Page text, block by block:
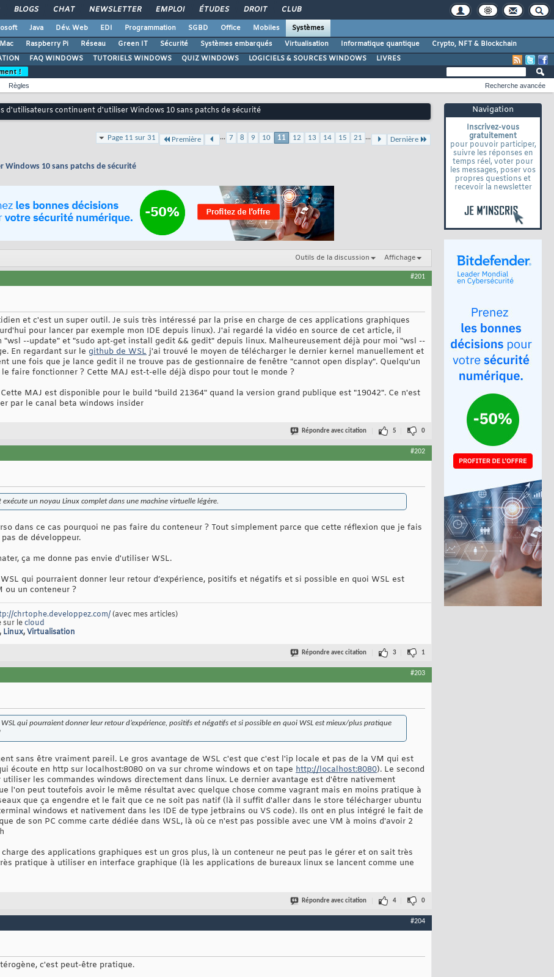
BLOGS CHAT NEWSLETTER EMPLOI ÉTUDES DROIT CLUB
Java Dév. Web EDI Programmation SGBD Office Mobiles
Systèmes
Mac Raspberry Pi Réseau Green IT Sécurité Systèmes embarqués Virtualisation Informatique quantique
Crypto, NFT & Blockchain
FAQ WINDOWS TUTORIELS WINDOWS QUIZ WINDOWS LOGICIELS & SOURCES WINDOWS LIVRES
Navigation
Inscrivez-vous
gratuitement
pour pouvoir participer,
suivre les réponses en
temps réel, voter pour
les messages, poser vos
propres questions et
recevoir la newsletter
!
Règles Recherche avancée
d'utilisateurs continuent d'utiliser Windows 10 sans patchs de sécurité
Page 11 sur 31 Première ... 7 8 9 10 11 12 13 14 15 21 ... Dernière
10 sans patchs de sécurité
Outils de la discussion Affichage
#201
et c'est un super outil. Je suis très intéressé par la prise en charge de ces applications graphiques
pour lancer par exemple mon IDE depuis linux). J'ai regardé la vidéo en source de cet article, il
--update" et "sudo apt-get install gedit && gedit" depuis linux. Malheureusement déjà pour moi "wsl --
En regardant sur le github de WSL j'ai trouvé le moyen de télécharger le dernier kernel manuellement et
une fois que je lance gedit il ne trouve pas de gestionnaire de fenêtre "cannot open display". Quelqu'un
faire fonctionner ? Cette MAJ est-t-elle déjà dispo pour tout le monde ?
Cette MAJ est disponible pour le build "build 21364" quand la version grand publique est "19042". Ce n'est
par le canal beta windows insider
Répondre avec citation 5 0
#202
un noyau Linux complet dans une machine virtuelle légère.
dans ce cas pourquoi ne pas faire du conteneur ? Tout simplement parce que cette réflexion que je fais
de développeur.
ça me donne pas envie d'utiliser WSL.
qui pourraient donner leur retour d’expérience, positifs et négatifs et si possible en quoi WSL est
ou un conteneur ?
chrtophe.developpez.com/(avec mes articles)
sur lecloud
, Linux,Virtualisation
Répondre avec citation 3 1
#203
qui pourraient donner leur retour d’expérience, positifs et négatifs et si possible en quoi WSL est mieux/plus pratique
sans être vraiment pareil. Le gros avantage de WSL c'est que c'est l'ip locale et pas de la VM qui est
écoute en http sur localhost:8080 on va sur chrome windows et on tape http://localhost:8080). Le second
utiliser les commandes windows directement dans linux. Le dernier avantage est d'être nativement
l'on peut toutefois avoir le même résultat avec quelque chose comme vagrant mais en moins pratique à
que ça engendre et le fait que ce ne soit pas natif (là il suffit d'aller dans le store télécharger ubuntu
windows et nativement dans les IDE de type jetbrains ou VS code). Ils ont en plus intégré le fait de
de son PC comme carte dédiée dans WSL, là où ce n'est pas possible avec une VM à moins d'avoir 2
des applications graphiques est un gros plus, là un conteneur ne peut pas le gérer et on sait très
pratique à utiliser en interface graphique (là les applications de bureaux linux se lancent comme une
Répondre avec citation 4 0
#204
c'est peut-être pratique.